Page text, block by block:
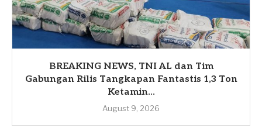
BREAKING NEWS, TNI AL dan Tim
Gabungan Rilis Tangkapan Fantastis 1,3 Ton
Ketamin...
August 9, 2026